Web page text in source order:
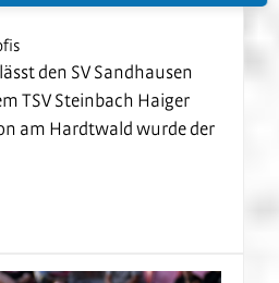
den SV Sandhausen
TSV Steinbach Haiger
am Hardtwald wurde der